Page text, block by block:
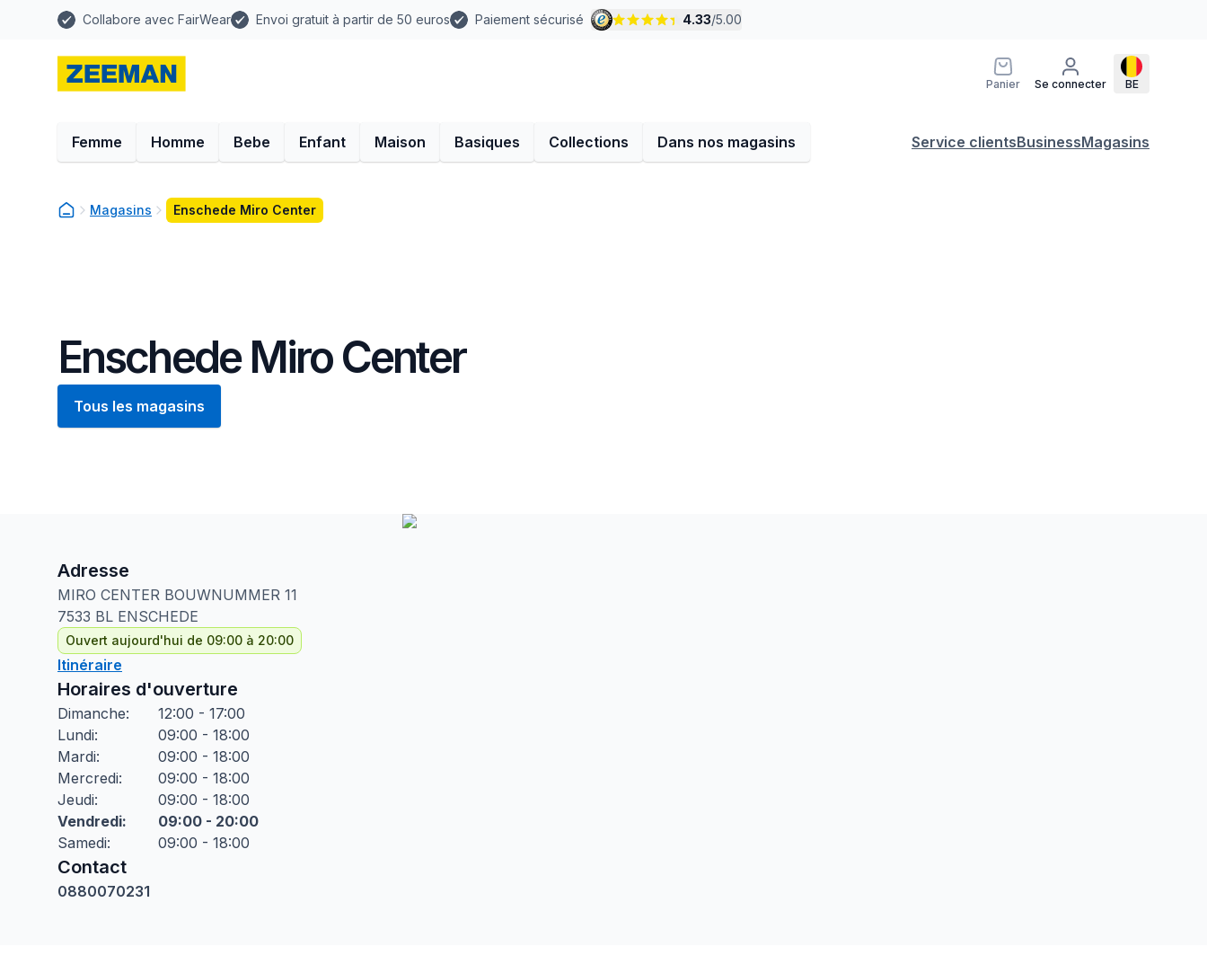
Collabore avec FairWear Envoi gratuit à partir de 50 euros Paiement sécurisé 4.33/5.00
Panier Se connecter BE
Femme Homme Bebe Enfant Maison Basiques Collections Dans nos magasins Service clientsBusinessMagasins
Magasins Enschede Miro Center
Enschede Miro Center
Tous les magasins
Adresse
MIRO CENTER BOUWNUMMER 11
7533 BL ENSCHEDE
Ouvert aujourd'hui de 09:00 à 20:00
Itinéraire
Horaires d'ouverture
Dimanche:
12:00 - 17:00
Lundi:
09:00 - 18:00
Mardi:
09:00 - 18:00
Mercredi:
09:00 - 18:00
Jeudi:
09:00 - 18:00
Vendredi:
09:00 - 20:00
Samedi: 09:00 - 18:00
Contact
0880070231